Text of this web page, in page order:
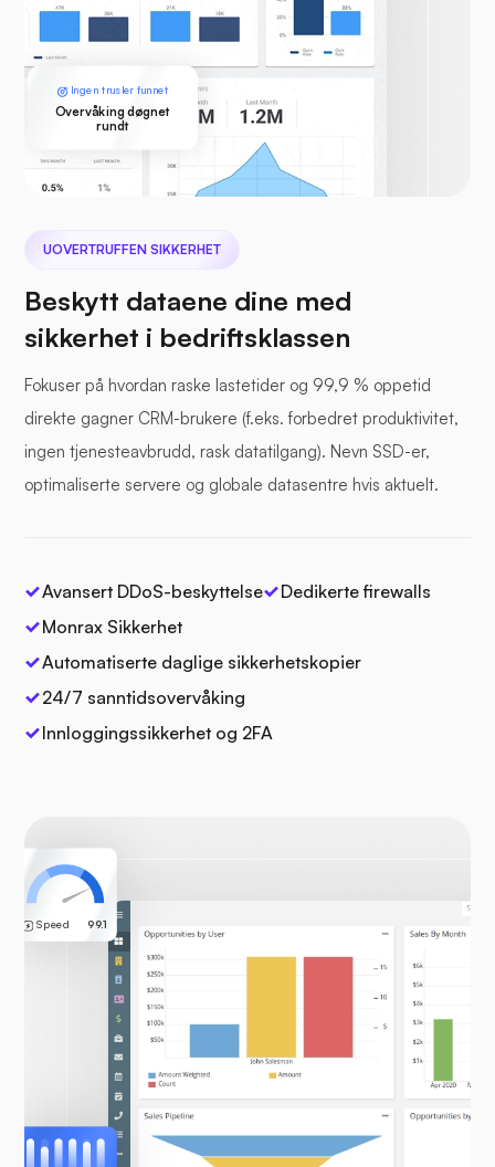
Ingen trusler funnet
Overvåking døgnet
rundt
UOVERTRUFFEN SIKKERHET
Beskytt dataene dine med
sikkerhet i bedriftsklassen
Fokuser på hvordan raske lastetider og 99,9 % oppetid
direkte gagner CRM-brukere (f.eks. forbedret produktivitet,
ingen tjenesteavbrudd, rask datatilgang). Nevn SSD-er,
optimaliserte servere og globale datasentre hvis aktuelt.
Avansert DDoS-beskyttelse
Dedikerte firewalls
Monrax Sikkerhet
Automatiserte daglige sikkerhetskopier
24/7 sanntidsovervåking
Innloggingssikkerhet og 2FA
Speed 99.1